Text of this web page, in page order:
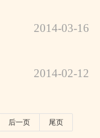
2014-03-16
2014-02-12
后一页 尾页